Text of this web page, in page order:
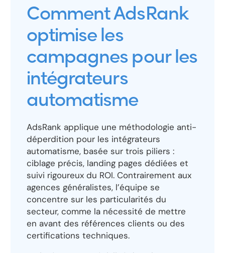
Comment AdsRank
optimise les
campagnes pour les
intégrateurs
automatisme
AdsRank applique une méthodologie anti-
déperdition pour les intégrateurs
automatisme, basée sur trois piliers :
ciblage précis, landing pages dédiées et
suivi rigoureux du ROI. Contrairement aux
agences généralistes, l’équipe se
concentre sur les particularités du
secteur, comme la nécessité de mettre
en avant des références clients ou des
certifications techniques.